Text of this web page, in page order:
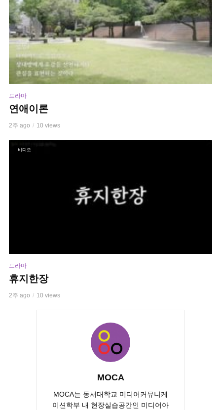
드라마
연애이론
2주 ago 10 views
비디오
드라마
휴지한장
2주 ago 10 views
MOCA
MOCA는 동서대학교 미디어커뮤니케
이션학부 내 현장실습공간인 미디어아